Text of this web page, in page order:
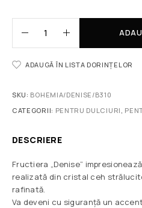
ADAUGĂ ÎN LISTA DORINȚELOR
SKU: BOHEMIA/DENISE/B310
CATEGORII: PENTRU DULCIURI
DESCRIERE
Fructiera „Denise”
realizată din cristal ceh
rafinată.
Va deveni cu siguranță un